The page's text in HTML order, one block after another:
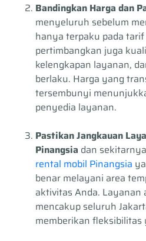
Bandingkan Harga dan
menyeluruh sebelum
hanya terpaku pada
pertimbangkan juga
kelengkapan layanan,
berlaku. Harga yang
tersembunyi
penyedia layanan.
Pastikan Jangkauan
Pinangsia dan
rental mobil Pinangsia
benar melayani area
aktivitas Anda.
mencakup seluruh
memberikan fleksibilitas